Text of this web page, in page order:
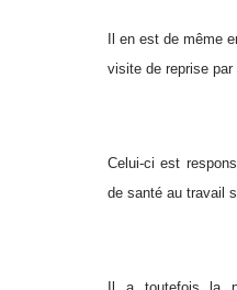
Il en est de même
visite de reprise par
Celui-ci est
de santé au travail